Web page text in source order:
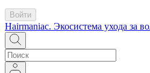
Войти
Hairmaniac. Экосистема ухода за